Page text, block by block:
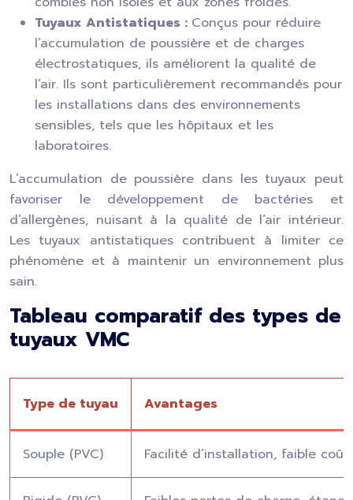
Tuyaux Antistatiques : Conçus pour réduire
l’accumulation de poussière et de charges
électrostatiques, ils améliorent la qualité de
l’air. Ils sont particulièrement recommandés pour
les installations dans des environnements
sensibles, tels que les hôpitaux et les
laboratoires.
L’accumulation de poussière dans les tuyaux peut
favoriser le développement de bactéries et
d’allergènes, nuisant à la qualité de l’air intérieur.
Les tuyaux antistatiques contribuent à limiter ce
phénomène et à maintenir un environnement plus
sain.
Tableau comparatif des types de
tuyaux VMC
Type de tuyau Avantages
Souple (PVC) Facilité d’installation, faible coût